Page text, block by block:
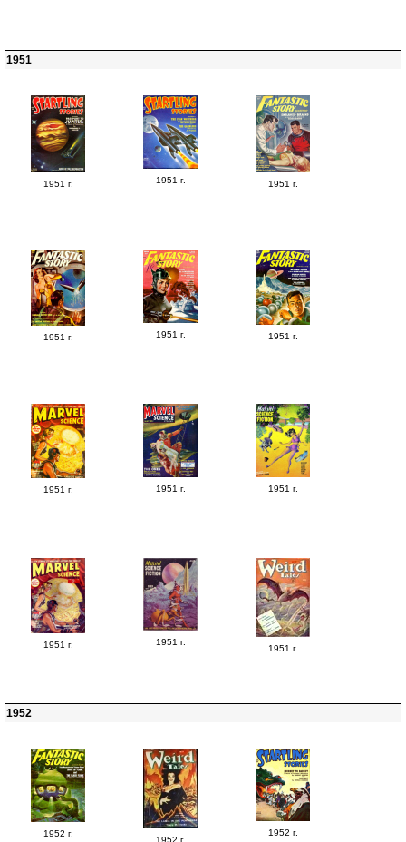
1951
1951 г. 1951 г. 1951 г.
1951 г. 1951 г. 1951 г.
1951 г. 1951 г. 1951 г.
1951 г. 1951 г.
1951 г.
1952
1952 г.
1952 г.
1952 г.